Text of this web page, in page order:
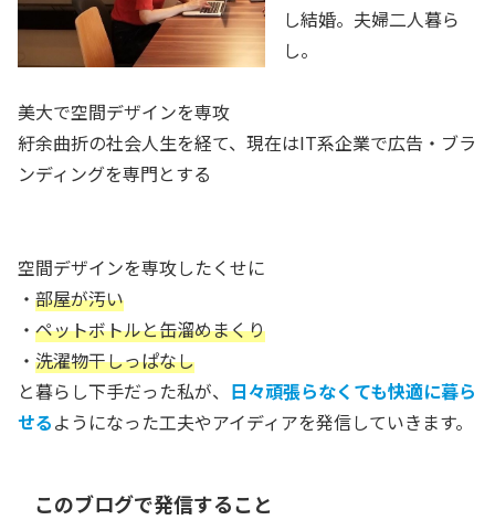
し結婚。夫婦二人暮ら
し。
美大で空間デザインを専攻
紆余曲折の社会人生を経て、現在はIT系企業で広告・ブラ
ンディングを専門とする
空間デザインを専攻したくせに
・ 部屋が汚い
・ ペットボトルと缶溜めまくり
・ 洗濯物干しっぱなし
と暮らし下手だった私が、 日々頑張らなくても快適に暮ら
せるようになった工夫やアイディアを発信していきます。
このブログで発信すること